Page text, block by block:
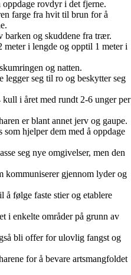
rovdyr i det fjerne.
farge fra hvit til brun for å
barken og skuddene fra trær.
meter i lengde og opptil 1 meter i
og natten.
legger seg til ro og beskytter seg
i året med rundt 2-6 unger per
er blant annet jerv og gaupe.
hjelper dem med å oppdage
seg nye omgivelser, men den
kommuniserer gjennom lyder og
å følge faste stier og etablere
i enkelte områder på grunn av
bli offer for ulovlig fangst og
for å bevare artsmangfoldet